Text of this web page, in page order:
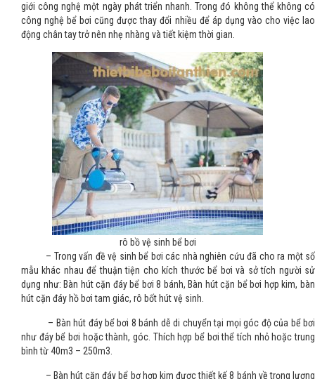
giới công nghệ một ngày phát triển nhanh. Trong đó không thể không có
công nghệ bể bơi cũng được thay đổi nhiều để áp dụng vào cho việc lao
động chân tay trở nên nhẹ nhàng và tiết kiệm thời gian.
rô bồ vệ sinh bể bơi
– Trong vấn đề vệ sinh bể bơi các nhà nghiên cứu đã cho ra một số
mẫu khác nhau để thuận tiện cho kích thước bể bơi và sở tích người sử
dụng như: Bàn hút cặn đáy bể bơi 8 bánh, Bàn hút cặn bể bơi hợp kim, bàn
hút cặn đáy hồ bơi tam giác, rô bốt hút vệ sinh.
– Bàn hút đáy bể bơi 8 bánh dễ di chuyển tại mọi góc độ của bể bơi
như đáy bể bơi hoặc thành, góc. Thích hợp bể bơi thể tích nhỏ hoặc trung
bình từ 40m3 – 250m3.
– Bàn hút cặn đáy bể bơ hợp kim được thiết kế 8 bánh về trọng lượng